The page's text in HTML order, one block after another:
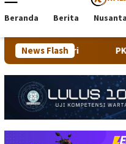
Mobile
Beranda Berita
News Flash
PKKMB FEB UBT